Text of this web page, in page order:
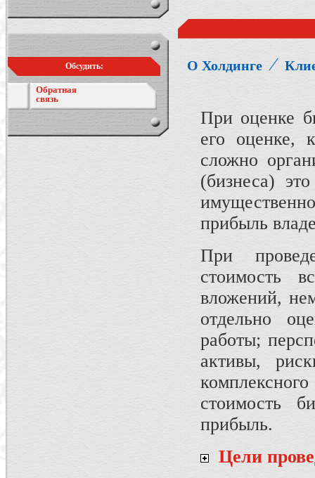
Обсудить:
Обратная
связь
О Холдинге ⁄
При оценке
его оценке,
сложно
(бизнеса)
прибыль
При
стоимость
вложений,
отдельно
работы;
активы,
стоимость
прибыль.
Цели